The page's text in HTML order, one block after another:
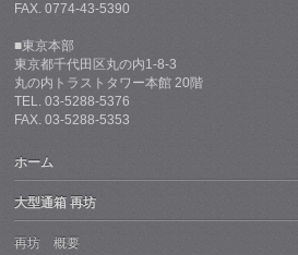
FAX. 0774-43-5390
■東京本部
東京都千代田区丸の内1-8-3
丸の内トラストタワー本館 20階
TEL. 03-5288-5376
FAX. 03-5288-5353
ホーム
大型通箱 再坊
再坊 概要